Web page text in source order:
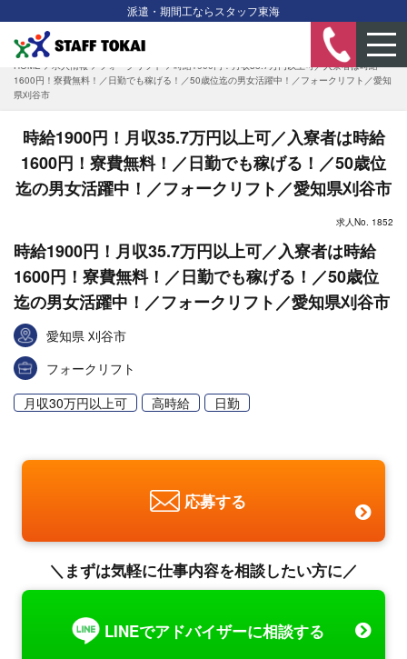
派遣・期間工ならスタッフ東海
HOME > 求人情報 > フォークリフト > 時給1900円！月収35.7万円以上可／入寮者は時給
1600円！寮費無料！／日勤でも稼げる！／50歳位迄の男女活躍中！／フォークリフト／愛知
県刈谷市
時給1900円！月収35.7万円以上可／入寮者は時給
1600円！寮費無料！／日勤でも稼げる！／50歳位
迄の男女活躍中！／フォークリフト／愛知県刈谷市
求人No. 1852
時給1900円！月収35.7万円以上可／入寮者は時給
1600円！寮費無料！／日勤でも稼げる！／50歳位
迄の男女活躍中！／フォークリフト／愛知県刈谷市
愛知県 刈谷市
フォークリフト
月収30万円以上可
高時給 日勤
応募する
＼まずは気軽に仕事内容を相談したい方に／
LINEでアドバイザーに相談する